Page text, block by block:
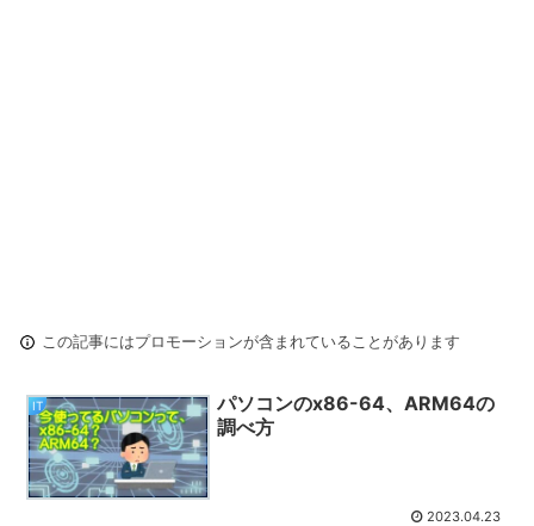
この記事にはプロモーションが含まれていることがあります
IT
パソコンのx86-64、ARM64の
調べ方
2023.04.23